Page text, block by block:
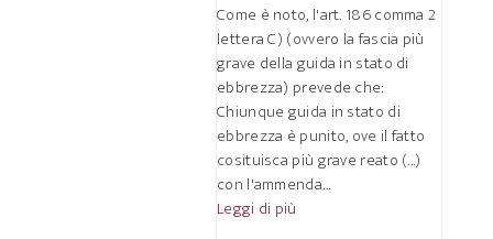
Come è noto, l'art. 186 comma 2
lettera C) (ovvero la fascia più
grave della guida in stato di
ebbrezza) prevede che:
Chiunque guida in stato di
ebbrezza è punito, ove il fatto
cosituisca più grave reato (...)
con l'ammenda…
Leggi di più